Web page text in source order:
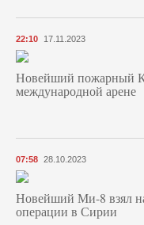
22:10 17.11.2023
Новейший пожарный
международной арене
07:58 28.10.2023
Новейший Ми-8 взял
операции в Сирии